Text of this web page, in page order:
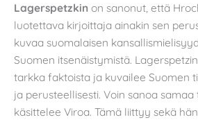
Lagerspetzkin on sanonut, että
luotettava kirjoittaja ainakin sen
kuvaa suomalaisen
Suomen itsenäistymistä.
tarkka faktoista ja kuvailee Suomen
ja perusteellisesti. Voin sanoa
käsittelee Viroa. Tämä liittyy sekä